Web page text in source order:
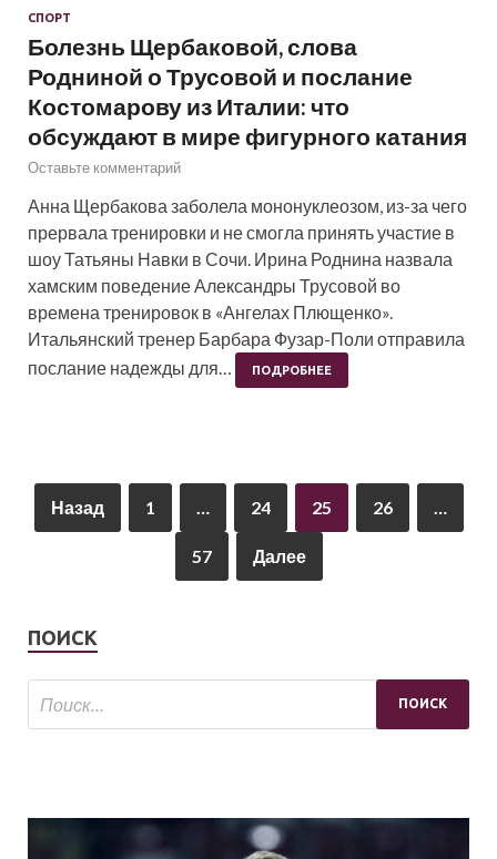
СПОРТ
Болезнь Щербаковой, слова
Родниной о Трусовой и послание
Костомарову из Италии: что
обсуждают в мире фигурного катания
Оставьте комментарий
Анна Щербакова заболела мононуклеозом, из-за чего
прервала тренировки и не смогла принять участие в
шоу Татьяны Навки в Сочи. Ирина Роднина назвала
хамским поведение Александры Трусовой во
времена тренировок в «Ангелах Плющенко».
Итальянский тренер Барбара Фузар-Поли отправила
послание надежды для…
ПОДРОБНЕЕ
Назад 1 24 25 26
57 Далее
ПОИСК